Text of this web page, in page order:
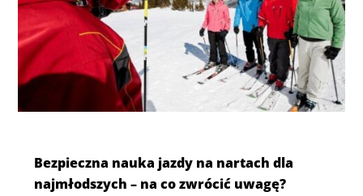
Bezpieczna nauka jazdy na nartach dla
najmłodszych – na co zwrócić uwagę?